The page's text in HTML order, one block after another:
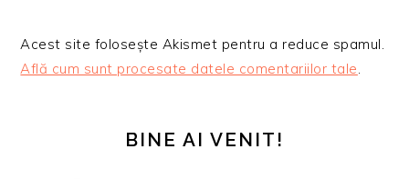
Acest site folosește Akismet pentru a reduce spamul.
Află cum sunt procesate datele comentariilor tale
PRINCIPALĂBINE AI VENIT!